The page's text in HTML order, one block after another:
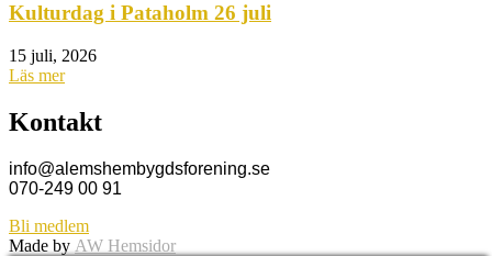
Kulturdag i Pataholm 26 juli
15 juli, 2026
Läs mer
Kontakt
info@alemshembygdsforening.se
070-249 00 91
Bli medlem
Made by AW Hemsidor